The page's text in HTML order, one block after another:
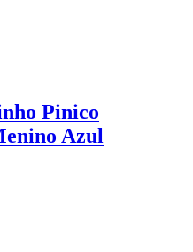
Pinico
Azul